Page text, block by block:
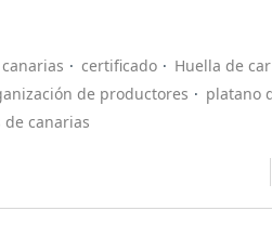
canarias certificado
Huella de
de productores
platano
de canarias